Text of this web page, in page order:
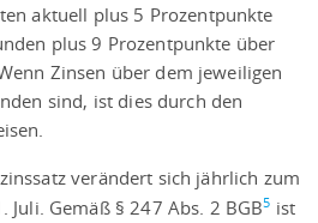
aktuell plus 5 Prozentpunkte
plus 9 Prozentpunkte über
Zinsen über dem jeweiligen
sind, ist dies durch den
verändert sich jährlich zum
Juli. Gemäß § 247 Abs. 2 BGB5 ist